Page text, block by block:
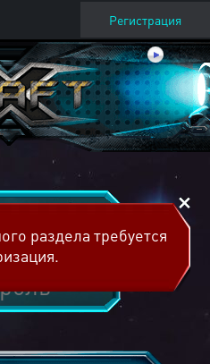
Регистрация
раздела требуется